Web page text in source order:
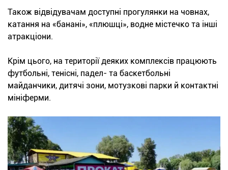
Також відвідувачам доступні прогулянки на човнах,
катання на «банані», «плюшці», водне містечко та інші
атракціони.
Крім цього, на території деяких комплексів працюють
футбольні, тенісні, падел- та баскетбольні
майданчики, дитячі зони, мотузкові парки й контактні
мініферми.